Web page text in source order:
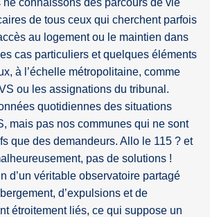
de tous ceux qui cherchent parfois
au logement ou le maintien dans
cas particuliers et quelques éléments
à l’échelle métropolitaine, comme
ou les assignations du tribunal.
quotidiennes des situations
mais pas nos communes qui ne sont
que des demandeurs. Allo le 115 ? et
pas de solutions !
d’un véritable observatoire partagé
d’expulsions et de
étroitement liés, ce qui suppose un